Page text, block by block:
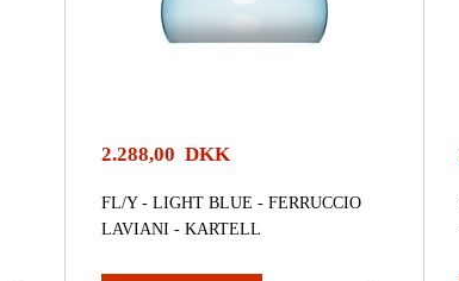
2.288,00 DKK
FL/Y - LIGHT BLUE - FERRUCCIO
LAVIANI - KARTELL